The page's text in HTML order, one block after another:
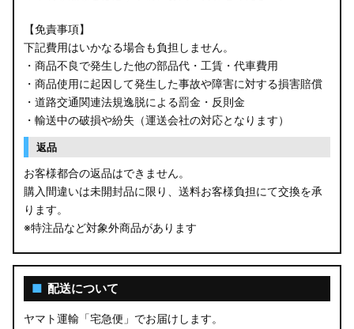
【免責事項】
下記費用はいかなる場合も負担しません。
・商品不良で発生した他の部品代・工賃・代車費用
・商品使用に起因して発生した事故や障害に対する損害賠償
・道路交通関連法規逸脱による罰金・反則金
・輸送中の破損や紛失（運送会社の対応となります）
返品
お客様都合の返品はできません。
購入間違いは未開封品に限り、送料お客様負担にて交換を承
ります。
※特注品など対象外商品があります
■ 配送について
ヤマト運輸「宅急便」でお届けします。